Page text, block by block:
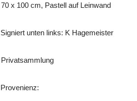
70 x 100 cm, Pastell auf Leinwand
Signiert unten links: K Hagemeister
Privatsammlung
Provenienz: